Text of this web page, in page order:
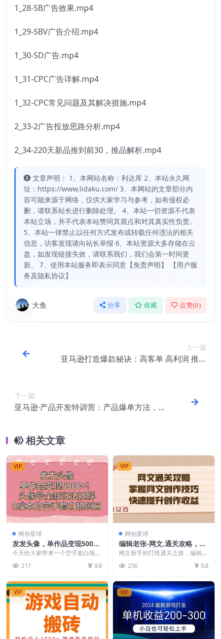
1_28-SB广告效果.mp4
1_29-SBV广告介绍.mp4
1_30-SD广告.mp4
1_31-CPC广告详解.mp4
1_32-CPC常见问题及其解决措施.mp4
2_33-2广告投放思路分析.mp4
2_34-220天新品推到前30，推品解析.mp4
文章声明： 1、本网站名称：利达库 2、本站永久网
址：https://www.lidaku.com/ 3、本网站的文章部分内
容可能来源于网络，仅供大家学习与参考，如有侵权必
删，请联系站长进行删除处理。 4、本站一切资源不代表
本站立场，并不代表本站赞同其观点和对其真实性负责。
5、本站一律禁止以任何方式发布或转载任何违法的相关
信息，访客发现请向站长举报 6、本站资源大多存储在云
盘，如发现链接失效，请联系我们，我们会第一时间更
新。 7、使用本站服务即表示同意【免责声明】 【用户服
务及隐私协议】
大鱼 分享 收藏 点赞(0)
上一篇
亚马逊打造爆款秘诀：高客单 高利润 推品
下一篇
亚马逊·产品开发特训营：产品爆单方法，快
相关文章
VIP
网创星球
发发头像，单作品变现5000
+！头像号全新玩法拆解，0
成本的空手套白狼项目
今天给大家带来一个空手套白狼项
操作的项目，项目就是...
217 9.8
VIP
网创星球
编辑老张-网文.通关攻略，掌
握网文创作技巧，快速提升创
作收益
网文新手的打怪通关之路，编辑老
搞定从签约到赚M的网...
256 9.8
VIP VIP